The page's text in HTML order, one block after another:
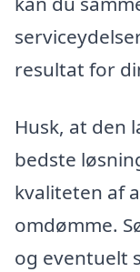
resultat for
Husk, at den
bedste
kvaliteten af
omdømme.
og eventuelt